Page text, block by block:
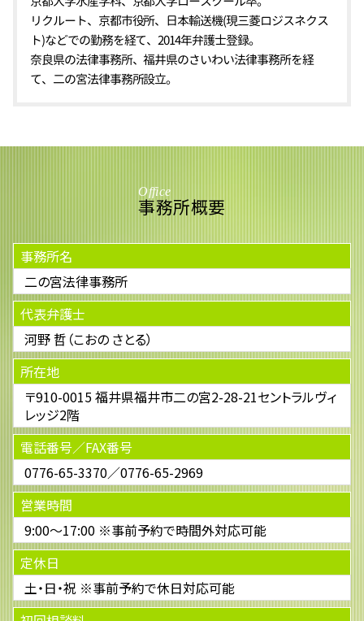
リクルート、京都市役所、日本輸送機(現三菱ロジスネクス
ト)などでの勤務を経て、2014年弁護士登録。
奈良県の法律事務所、福井県のさいわい法律事務所を経
て、二の宮法律事務所設立。
Office
事務所概要
事務所名
二の宮法律事務所
代表弁護士
河野 哲（こおの さとる）
所在地
〒910-0015 福井県福井市二の宮2-28-21セントラルヴィ
レッジ2階
電話番号／FAX番号
0776-65-3370／0776-65-2969
営業時間
9:00～17:00 ※事前予約で時間外対応可能
定休日
土・日・祝 ※事前予約で休日対応可能